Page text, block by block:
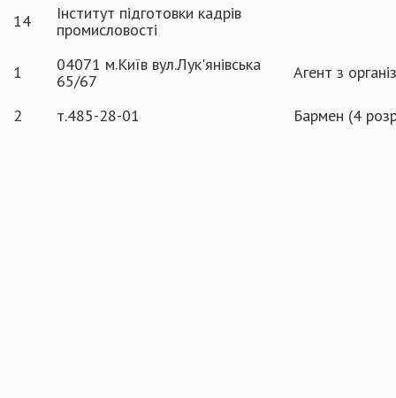
14
Інститут підготовки кадрів
промисловості
1
04071 м.Київ вул.Лук'янівська
65/67
Агент з
2 т.485-28-01 Бармен (4